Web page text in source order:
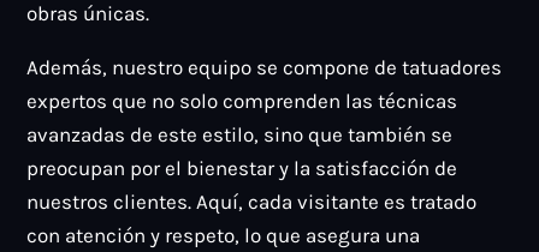
obras únicas.
Además, nuestro equipo se compone de tatuadores
expertos que no solo comprenden las técnicas
avanzadas de este estilo, sino que también se
preocupan por el bienestar y la satisfacción de
nuestros clientes. Aquí, cada visitante es tratado
con atención y respeto, lo que asegura una